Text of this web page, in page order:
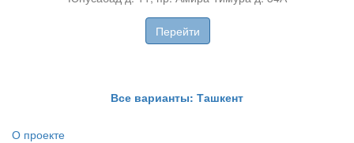
Перейти
Все варианты: Ташкент
О проекте